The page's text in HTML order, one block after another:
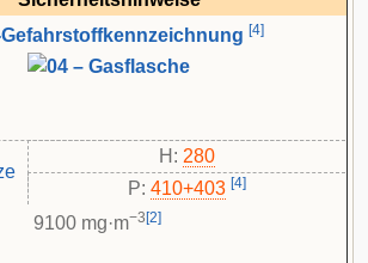
Gefahrstoffkennzeichnung [4]
H: 280
P: 410+403 [4]
9100 mg·m−3 [2]